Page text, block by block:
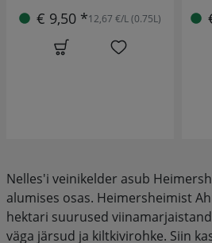
€ 9,50 *12,67 €/L (0.75L)
Nelles'i veinikelder asub
alumises osas. Heimersheimist
hektari suurused
väga järsud ja kiltkivirohke. Siin